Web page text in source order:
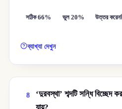
সঠিক 66% ভুল 20% উত্তর
ব্যাখ্যা দেখুন
8
‘দুরবস্থা’ শব্দটি সন্ধি বিচ্ছেদ